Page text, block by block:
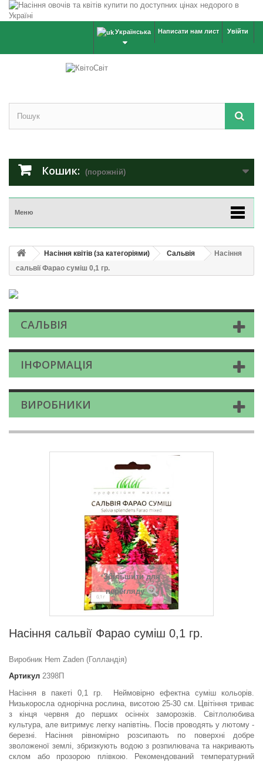
Увійти
Написати нам лист
Українська
Кошик: (порожній)
Меню
Насіння квітів (за категоріями) Сальвія
Насіння
сальвії Фарао суміш 0,1 гр.
САЛЬВІЯ
ІНФОРМАЦІЯ
ВИРОБНИКИ
Збільшити для
перегляду
Насіння сальвії Фарао суміш 0,1 гр.
Виробник Hem Zaden (Голландія)
Артикул 2398П
Насіння в пакеті 0,1 гр. Неймовірно ефектна суміш кольорів.
Низькоросла однорічна рослина, висотою 25-30 см. Цвітіння триває
з кінця червня до перших осінніх заморозків. Світлолюбива
культура, але витримує легку напівтінь. Посів проводять у лютому -
березні. Насіння рівномірно розсипають по поверхні добре
зволоженої землі, збризкують водою з розпилювача та накривають
склом або прозорою плівкою. Рекомендований температурний